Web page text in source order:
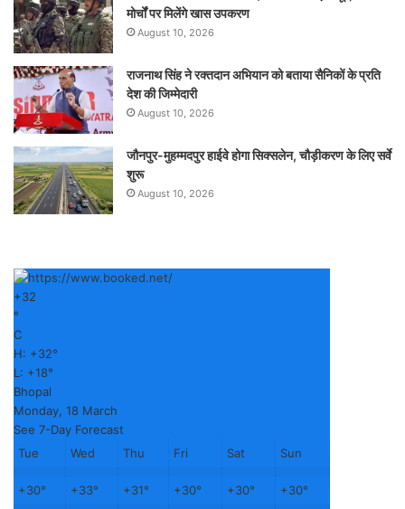
मोर्चों पर मिलेंगे खास उपकरण
August 10, 2026
राजनाथ सिंह ने रक्तदान अभियान को बताया सैनिकों के प्रति
देश की जिम्मेदारी
August 10, 2026
जौनपुर-मुहम्मदपुर हाईवे होगा सिक्सलेन, चौड़ीकरण के लिए सर्वे
शुरू
August 10, 2026
+32
°
C
H: +32°
L: +18°
Bhopal
Monday, 18 March
See 7-Day Forecast
Tue
Wed Thu Fri Sat Sun
+30° +33° +31° +30° +30° +30°